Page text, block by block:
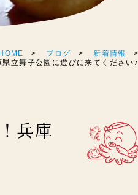
ブログ
新着情報
立舞子公園に遊びに来てください♪
兵庫